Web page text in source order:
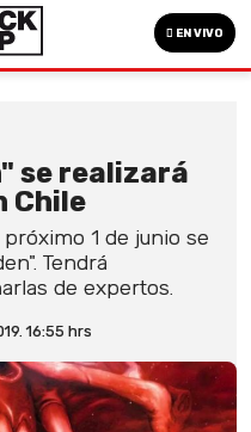
EN VIVO
se realizará
Chile
próximo 1 de junio se
Tendrá
de expertos.
16:55 hrs